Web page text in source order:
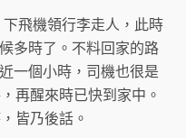
飛機領行李走人，此時
多時了。不料回家的路
一個小時，司機也很是
再醒來時已快到家中。
皆乃後話。